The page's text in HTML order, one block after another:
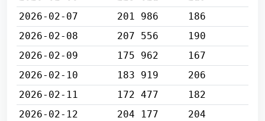
2026-02-07
201 986
186
2026-02-08
207 556
190
2026-02-09
175 962
167
2026-02-10
183 919
206
2026-02-11
172 477
182
2026-02-12
204 177
204